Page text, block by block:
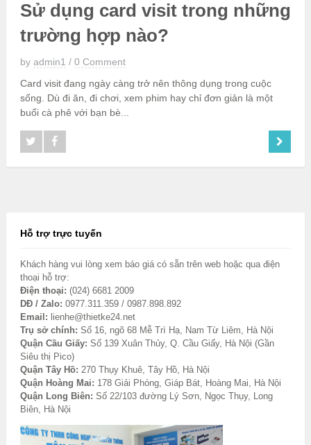
Sử dụng card visit trong những
trường hợp nào?
by admin1 / 0 Comment
Card visit đang ngày càng trở nên thông dụng trong cuộc
sống. Dù đi ăn, đi chơi, xem phim hay chỉ đơn giản là một
buổi cà phê với bạn bè...
Hỗ trợ trực tuyến
Khách hàng vui lòng xem báo giá có sẵn trên web hoặc qua điện
thoại hỗ trợ:
Điện thoại: (024) 6681 2009
DĐ / Zalo: 0977.311.359 / 0987.898.892
Email: lienhe@thietke24.net
Trụ sở chính: Số 16, ngõ 68 Mễ Trì Hạ, Nam Từ Liêm, Hà Nội
Quận Cầu Giấy: Số 139 Xuân Thủy, Q. Cầu Giấy, Hà Nội (Gần
Siêu thị Pico)
Quận Tây Hồ: 270 Thụy Khuê, Tây Hồ, Hà Nội
Quận Hoàng Mai: 178 Giải Phóng, Giáp Bát, Hoàng Mai, Hà Nội
Quận Long Biên: Số 22/103 đường Lý Sơn, Ngọc Thụy, Long
Biên, Hà Nội